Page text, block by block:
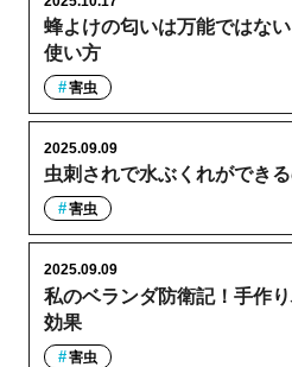
蜂よけの匂いは万能ではな
使い方
害虫
虫刺されで水ぶくれができ
2025.09.09
害虫
私のベランダ防衛記！手作
効果
2025.09.09
害虫